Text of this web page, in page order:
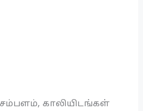
காலியிடங்கள்